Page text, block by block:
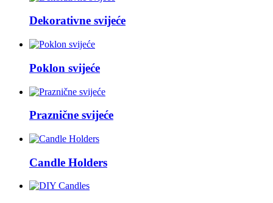
Dekorativne svijeće
Poklon svijeće
Praznične svijeće
Candle Holders